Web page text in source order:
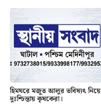
হিমঘরে মজুত আলুর ভবিষ্যৎ নিয়ে
দুঃশ্চিন্তায় কৃষকেরা।